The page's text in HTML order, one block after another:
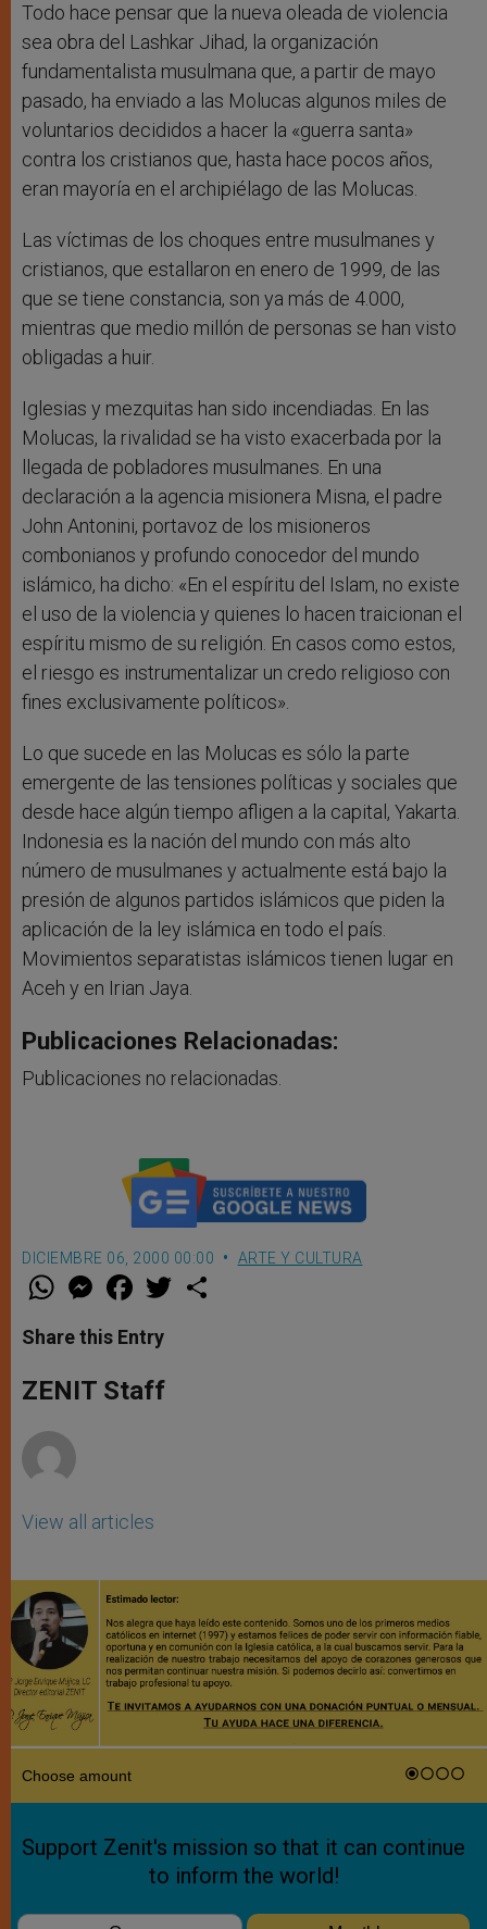
Todo hace pensar que la nueva oleada de violencia
sea obra del Lashkar Jihad, la organización
fundamentalista musulmana que, a partir de mayo
pasado, ha enviado a las Molucas algunos miles de
voluntarios decididos a hacer la «guerra santa»
contra los cristianos que, hasta hace pocos años,
eran mayoría en el archipiélago de las Molucas.
Las víctimas de los choques entre musulmanes y
cristianos, que estallaron en enero de 1999, de las
que se tiene constancia, son ya más de 4.000,
mientras que medio millón de personas se han visto
obligadas a huir.
Iglesias y mezquitas han sido incendiadas. En las
Molucas, la rivalidad se ha visto exacerbada por la
llegada de pobladores musulmanes. En una
declaración a la agencia misionera Misna, el padre
John Antonini, portavoz de los misioneros
combonianos y profundo conocedor del mundo
islámico, ha dicho: «En el espíritu del Islam, no existe
el uso de la violencia y quienes lo hacen traicionan el
espíritu mismo de su religión. En casos como estos,
el riesgo es instrumentalizar un credo religioso con
fines exclusivamente políticos».
Lo que sucede en las Molucas es sólo la parte
emergente de las tensiones políticas y sociales que
desde hace algún tiempo afligen a la capital, Yakarta.
Indonesia es la nación del mundo con más alto
número de musulmanes y actualmente está bajo la
presión de algunos partidos islámicos que piden la
aplicación de la ley islámica en todo el país.
Movimientos separatistas islámicos tienen lugar en
Aceh y en Irian Jaya.
Publicaciones Relacionadas:
Publicaciones no relacionadas.
DICIEMBRE 06, 2000 00:00 ARTE Y CULTURA
W
t
s
p
p
M
e
s
e
g
e
F
a
e
b
o
k
w
Share this Entry
ZENIT Staff
View all articles